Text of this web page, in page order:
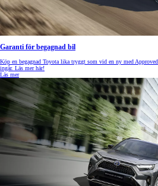
Garanti för begagnad bil
Köp en begagnad Toyota lika tryggt som vid en ny med
ingår. Läs mer här!
Läs mer